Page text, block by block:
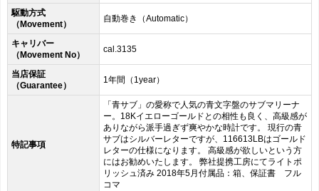
駆動方式
（Movement）
自動巻き（Automatic）
キャリバー
（Movement No）
cal.3135
当店保証
（Guarantee）
1年間（1year）
特記事項
「青サブ」の愛称で人気の青文字盤のサブマリーナ
ー。18Kイエローゴールドとの相性も良く、高級感が
ありながら派手過ぎず爽やかな時計です。 現行の青
サブはシルバーレターですが、116613LBはゴールド
レターの仕様になります。 高級感が欲しいという方
にはお勧めいたします。 弊社提携工房にてライトポ
リッシュ済み 2018年5月付属品：箱、保証書 フル
コマ